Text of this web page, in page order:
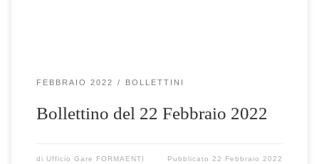
FEBBRAIO 2022 BOLLETTINI
Bollettino del 22 Febbraio 2022
di Ufficio Gare FORMAENTI Pubblicato22 Febbraio 2022